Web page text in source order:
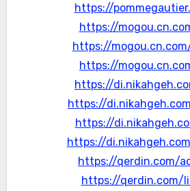
https://
https://
https://
https://
https://
https://
https://
https://
https://qerdin.com/
https://qerdin.com/